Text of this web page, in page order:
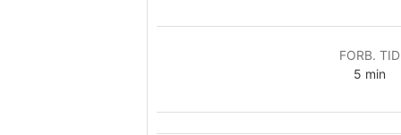
FORB. TID
5 min